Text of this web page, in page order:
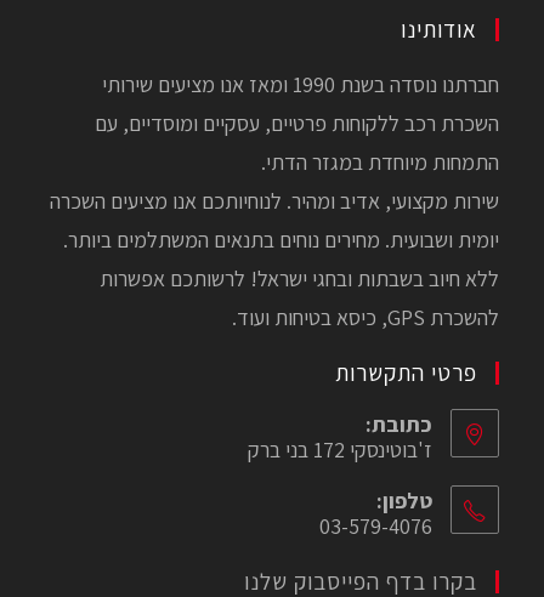
אודותינו
חברתנו נוסדה בשנת 1990 ומאז אנו מציעים שירותי
השכרת רכב ללקוחות פרטיים, עסקיים ומוסדיים, עם
התמחות מיוחדת במגזר הדתי.
שירות מקצועי, אדיב ומהיר. לנוחיותכם אנו מציעים השכרה
יומית ושבועית. מחירים נוחים בתנאים המשתלמים ביותר.
ללא חיוב בשבתות ובחגי ישראל! לרשותכם אפשרות
להשכרת GPS, כיסא בטיחות ועוד.
פרטי התקשרות
כתובת:
ז'בוטינסקי 172 בני ברק
טלפון:
03-579-4076
בקרו בדף הפייסבוק שלנו